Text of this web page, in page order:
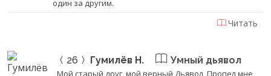
один за другим.
Читать
26 Гумилёв Н. Умный дьявол
Мой старый друг, мой верный Дьявол, Пропел мне